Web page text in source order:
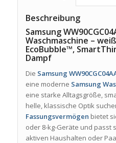
Beschreibung
Samsung
Waschmaschine –
EcoBubble™,
Dampf
Die Samsung
eine moderne Samsung
eine starke Alltagsgröße,
helle, klassische Optik
Fassungsvermögen bietet
oder 8-kg-Geräte und passt
aktiven Haushalten oder